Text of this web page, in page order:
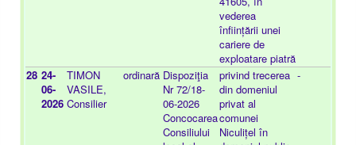
vederea
înființării unei
cariere de
exploatare piatră
28 24-
06-
2026
TIMON
VASILE,
Consilier
ordinară Dispoziţia
Nr 72/18-
06-2026
Concocarea
Consiliului
privind trecerea
din domeniul
privat al
comunei
Niculițel în
-